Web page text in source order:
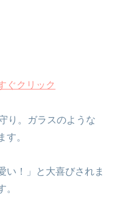
ぐクリック
り。ガラスのような
す。
い！」と大喜びされま
。